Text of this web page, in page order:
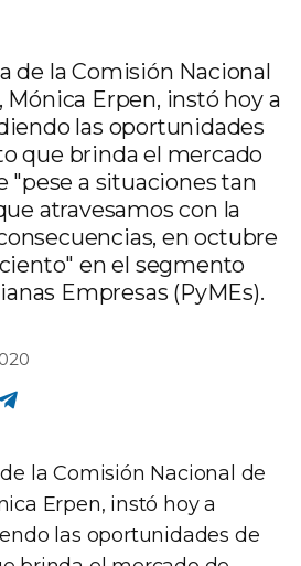
de la Comisión Nacional
Mónica Erpen, instó hoy a
las oportunidades
que brinda el mercado
"pese a situaciones tan
atravesamos con la
en octubre
en el segmento
Empresas (PyMEs).
la Comisión Nacional de
Erpen, instó hoy a
las oportunidades de